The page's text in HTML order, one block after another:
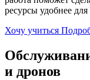
ресурсы удобнее для
Хочу учиться
и дронов